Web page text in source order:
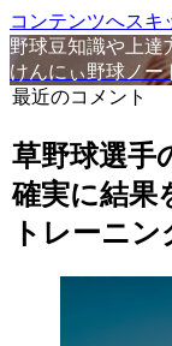
コンテンツへスキ
野球豆知識や上達
けんにぃ野球ノー
最近のコメント
草野球選手
確実に結果
トレーニ